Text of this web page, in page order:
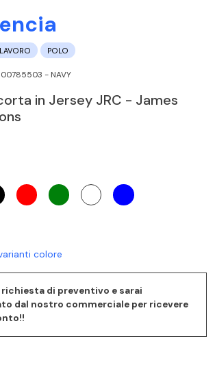
POLO
- NAVY
in Jersey JRC - James
colore
richiesta di preventivo e sarai
dal nostro commerciale per ricevere